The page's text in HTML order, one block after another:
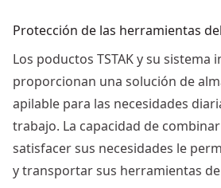
Protección de las herramientas
Los poductos TSTAK y su sistema
proporcionan una solución de
apilable para las necesidades
trabajo. La capacidad de
satisfacer sus necesidades le
y transportar sus herramientas